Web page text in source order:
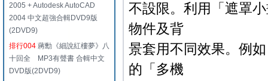
2005 + Autodesk AutoCAD
2004 中文超強合輯DVD9版
(2DVD9)
排行004 蔣勳《細說紅樓夢》八
十回全 MP3有聲書 合輯中文
DVD版(2DVD9)
不設限。利用「遮罩
物件及背
景套用不同效果。例
的「多機